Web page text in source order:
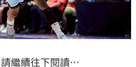
繼續往下閱讀…